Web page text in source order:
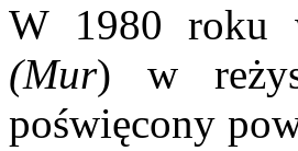
W 1980 roku
(Mur) w
poświęcony